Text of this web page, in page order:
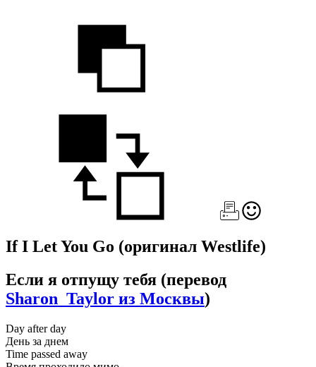
If I Let You Go (оригинал Westlife)
Если я отпущу тебя (перевод
Sharon_Taylor из Москвы)
Day after day
День за днем
Time passed away